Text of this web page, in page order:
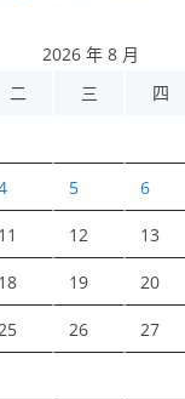
2026 年 8 月
二 三 四
5 6
11 12 13
18 19 20
26 27